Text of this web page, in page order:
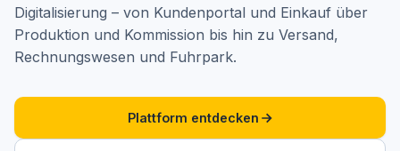
Digitalisierung – von Kundenportal und Einkauf über
Produktion und Kommission bis hin zu Versand,
Rechnungswesen und Fuhrpark.
Plattform entdecken